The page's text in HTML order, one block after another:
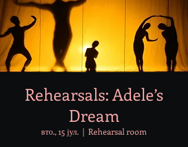
Rehearsals: Adele’s
Dream
вто., 15 јул.
  |
Rehearsal room